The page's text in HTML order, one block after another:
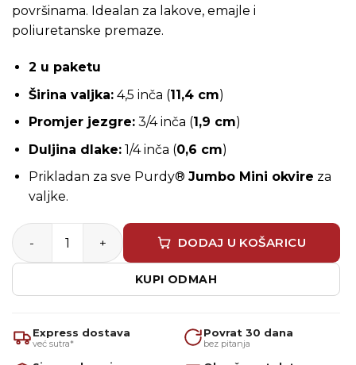
površinama. Idealan za lakove, emajle i
poliuretanske premaze.
2 u paketu
Širina valjka:4,5 inča (11,4 cm)
Promjer jezgre:3/4 inča (1,9 cm)
Duljina dlake:1/4 inča (0,6 cm)
Prikladan za sve Purdy® Jumbo Mini okvire za
valjke.
Purdy Parrot Jumbo Mini 2kom/6mm količina
DODAJ U KOŠARICU
KUPI ODMAH
Express dostava
već sutra*
Povrat 30 dana
bez pitanja